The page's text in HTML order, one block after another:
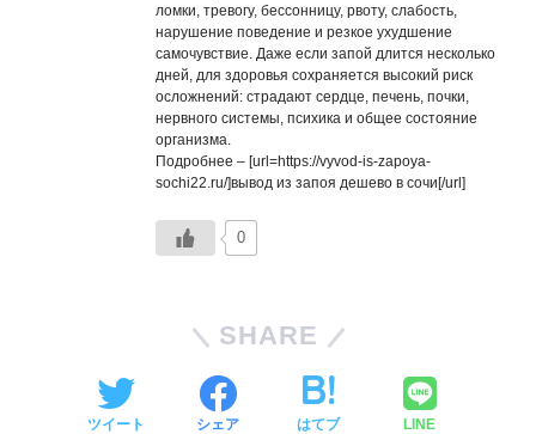
ломки, тревогу, бессонницу, рвоту, слабость,
нарушение поведение и резкое ухудшение
самочувствие. Даже если запой длится несколько
дней, для здоровья сохраняется высокий риск
осложнений: страдают сердце, печень, почки,
нервного системы, психика и общее состояние
организма.
Подробнее – [url=https://vyvod-is-zapoya-
sochi22.ru/]вывод из запоя дешево в сочи[/url]
0
SHARE
ツイート シェア はてブ LINE